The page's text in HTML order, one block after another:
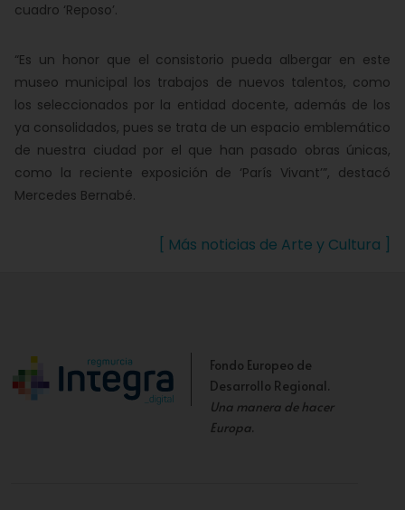
cuadro ‘Reposo’.
“Es un honor que el consistorio pueda albergar en este
museo municipal los trabajos de nuevos talentos, como
los seleccionados por la entidad docente, además de los
ya consolidados, pues se trata de un espacio emblemático
de nuestra ciudad por el que han pasado obras únicas,
como la reciente exposición de ‘París Vivant’”, destacó
Mercedes Bernabé.
[ Más noticias de Arte y Cultura ]
Fondo Europeo de
Desarrollo Regional.
Una manera de hacer
Europa.